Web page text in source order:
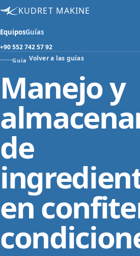
KUDRET MAKINE
EquiposGuías
+90 552 742 57 92
Guía Volver a las guías
Manejo y
de
en